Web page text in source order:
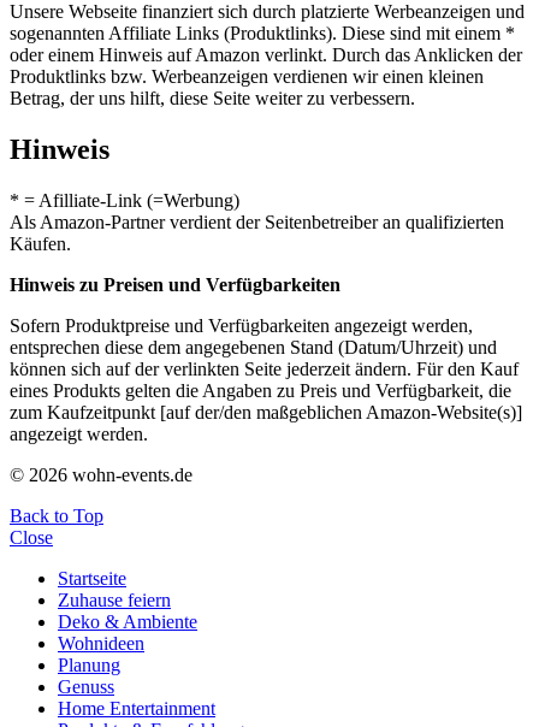
Unsere Webseite finanziert sich durch platzierte Werbeanzeigen und
sogenannten Affiliate Links (Produktlinks). Diese sind mit einem *
oder einem Hinweis auf Amazon verlinkt. Durch das Anklicken der
Produktlinks bzw. Werbeanzeigen verdienen wir einen kleinen
Betrag, der uns hilft, diese Seite weiter zu verbessern.
Hinweis
* = Afilliate-Link (=Werbung)
Als Amazon-Partner verdient der Seitenbetreiber an qualifizierten
Käufen.
Hinweis zu Preisen und Verfügbarkeiten
Sofern Produktpreise und Verfügbarkeiten angezeigt werden,
entsprechen diese dem angegebenen Stand (Datum/Uhrzeit) und
können sich auf der verlinkten Seite jederzeit ändern. Für den Kauf
eines Produkts gelten die Angaben zu Preis und Verfügbarkeit, die
zum Kaufzeitpunkt [auf der/den maßgeblichen Amazon-Website(s)]
angezeigt werden.
© 2026 wohn-events.de
Back to Top
Close
Startseite
Zuhause feiern
Deko & Ambiente
Wohnideen
Planung
Genuss
Home Entertainment